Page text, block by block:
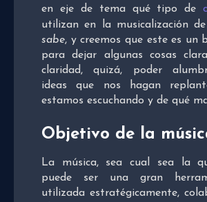
en eje de tema qué tipo de
utilizan en la musicalización de
sabe, y creemos que este es un
para dejar algunas cosas
claridad, quizá, poder
ideas que nos hagan
estamos escuchando y de qué
Objetivo de la
La música, sea cual sea la
puede ser una gran
utilizada estratégicamente,